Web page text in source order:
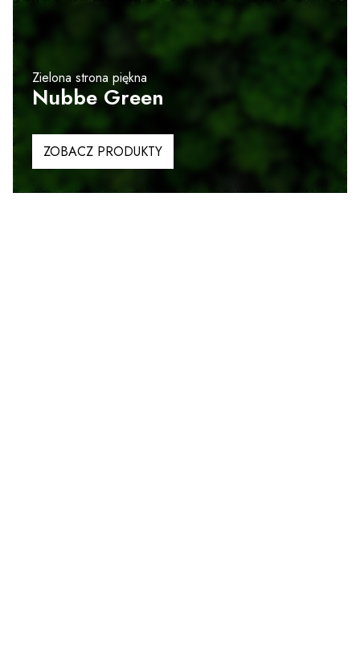
Zielona strona piękna
Nubbe Green
ZOBACZ PRODUKTY